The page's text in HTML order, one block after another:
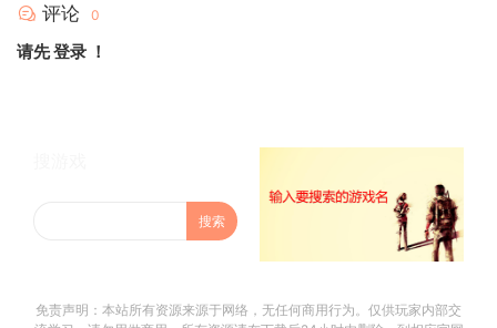
评论 0
请先登录 ！
免责声明：本站所有资源来源于网络，无任何商用行为。仅供玩家内部交